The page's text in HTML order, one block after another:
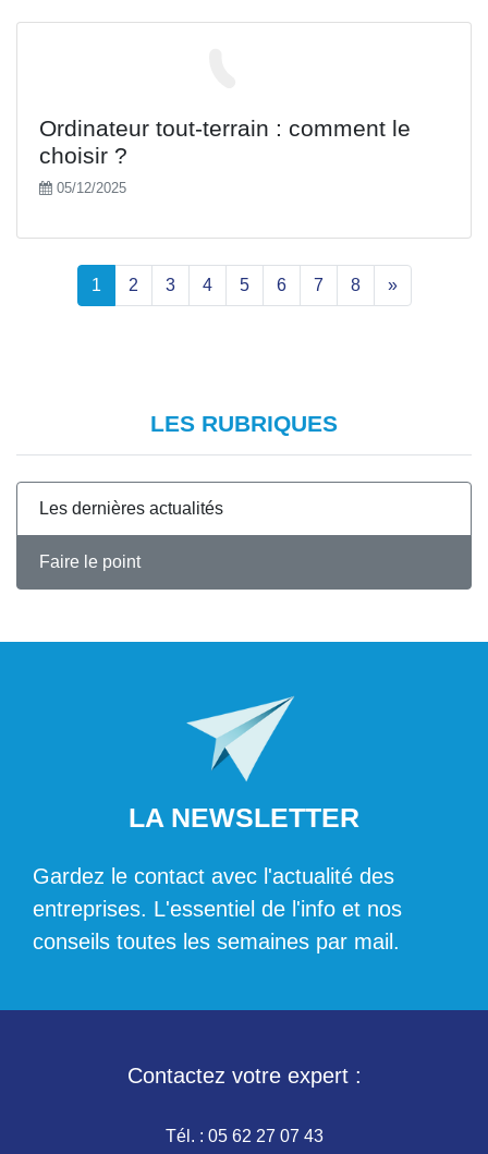
Ordinateur tout-terrain : comment le
choisir ?
05/12/2025
1 2 3 4 5 6 7 8 »
LES RUBRIQUES
Les dernières actualités
Faire le point
LA NEWSLETTER
Gardez le contact avec l'actualité des
entreprises. L'essentiel de l'info et nos
conseils toutes les semaines par mail.
Contactez votre expert :
Tél. : 05 62 27 07 43